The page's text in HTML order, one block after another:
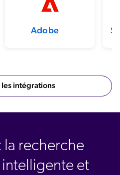
Adobe
intégrations
la recherche
et